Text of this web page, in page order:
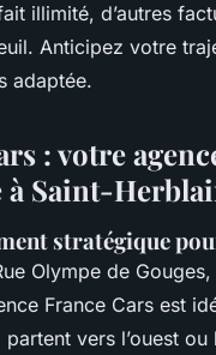
illimité, d’autres
Anticipez votre
adaptée.
: votre
à Saint-
stratégique
Olympe de
France Cars est
vers l’ouest